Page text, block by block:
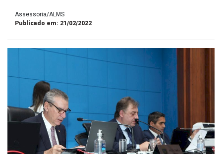
Assessoria/ALMS
Publicado em: 21/02/2022